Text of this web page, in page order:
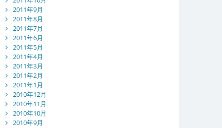
2011年9月
2011年8月
2011年7月
2011年6月
2011年5月
2011年4月
2011年3月
2011年2月
2011年1月
2010年12月
2010年11月
2010年10月
2010年9月